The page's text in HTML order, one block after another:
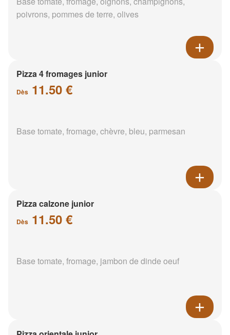
poivrons, pommes de terre, olives
Pizza 4 fromages junior
Dès 11.50 €
Base tomate, fromage, chèvre, bleu, parmesan
Pizza calzone junior
Dès 11.50 €
Base tomate, fromage, jambon de dinde oeuf